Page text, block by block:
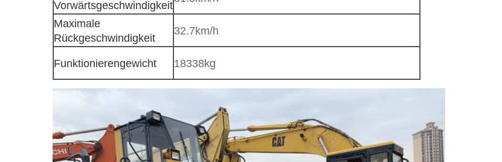
Vorwärtsgeschwindigkeit
Maximale
Rückgeschwindigkeit
32.7km/h
Funktionierengewicht 18338kg